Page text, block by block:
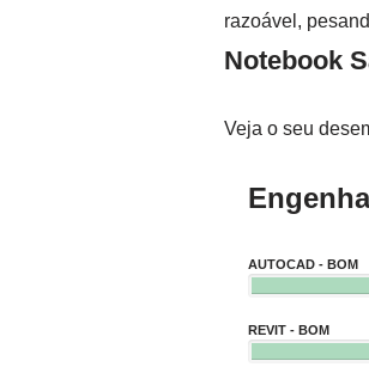
razoável,
Notebook
Veja o seu
AUTOCAD - BOM
REVIT - BOM